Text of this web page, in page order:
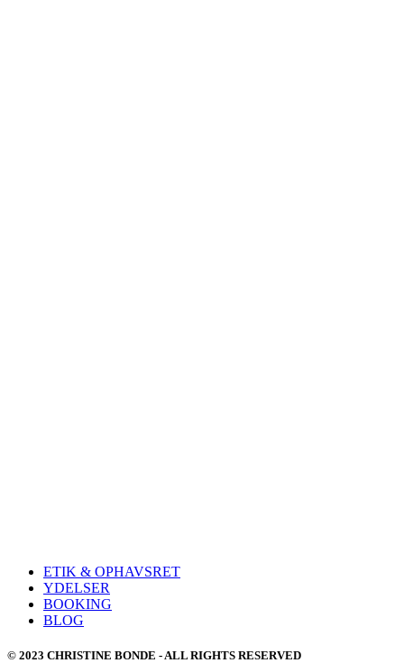
ETIK & OPHAVSRET
YDELSER
BOOKING
BLOG
© 2023 CHRISTINE BONDE - ALL RIGHTS RESERVED